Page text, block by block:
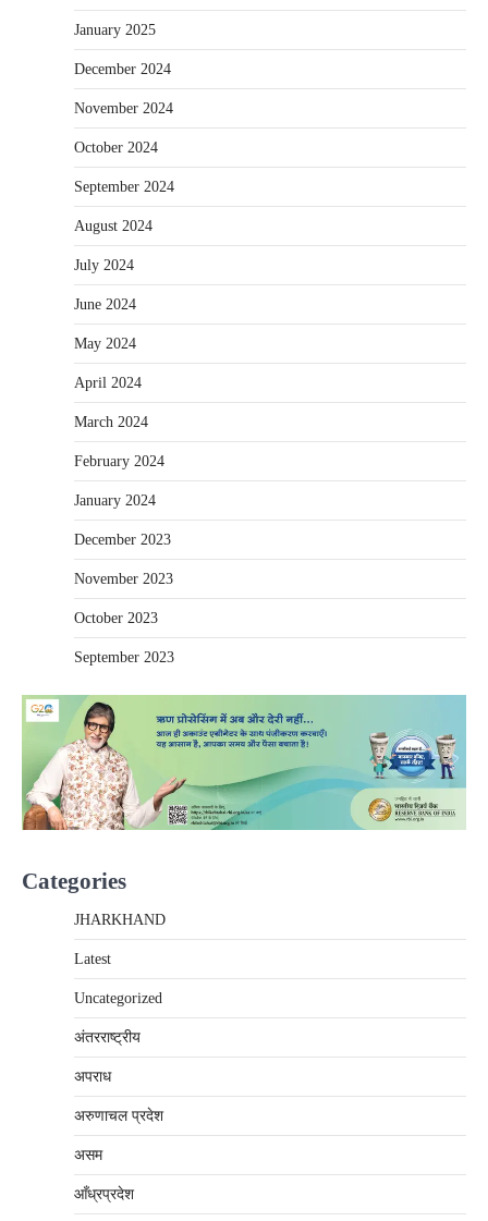
January 2025
December 2024
November 2024
October 2024
September 2024
August 2024
July 2024
June 2024
May 2024
April 2024
March 2024
February 2024
January 2024
December 2023
November 2023
October 2023
September 2023
Categories
JHARKHAND
Latest
Uncategorized
अंतरराष्‍ट्रीय
अपराध
अरुणाचल प्रदेश
असम
आँध्रप्रदेश